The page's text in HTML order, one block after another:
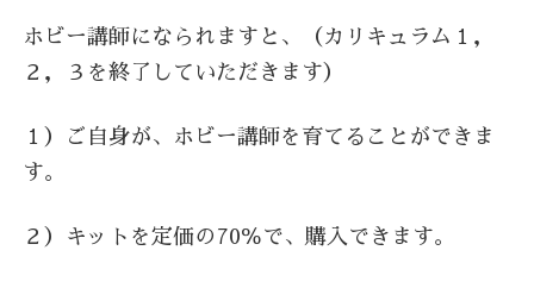
ホビー講師になられますと、（カリキュラム１，
２，３を終了していただきます）
１）ご自身が、ホビー講師を育てることができま
す。
２）キットを定価の70％で、購入できます。